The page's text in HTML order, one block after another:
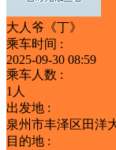
大人爷《丁》
乘车时间 :
2025-09-30 08:59
乘车人数 :
1人
出发地 :
泉州市丰泽区田洋
目的地 :